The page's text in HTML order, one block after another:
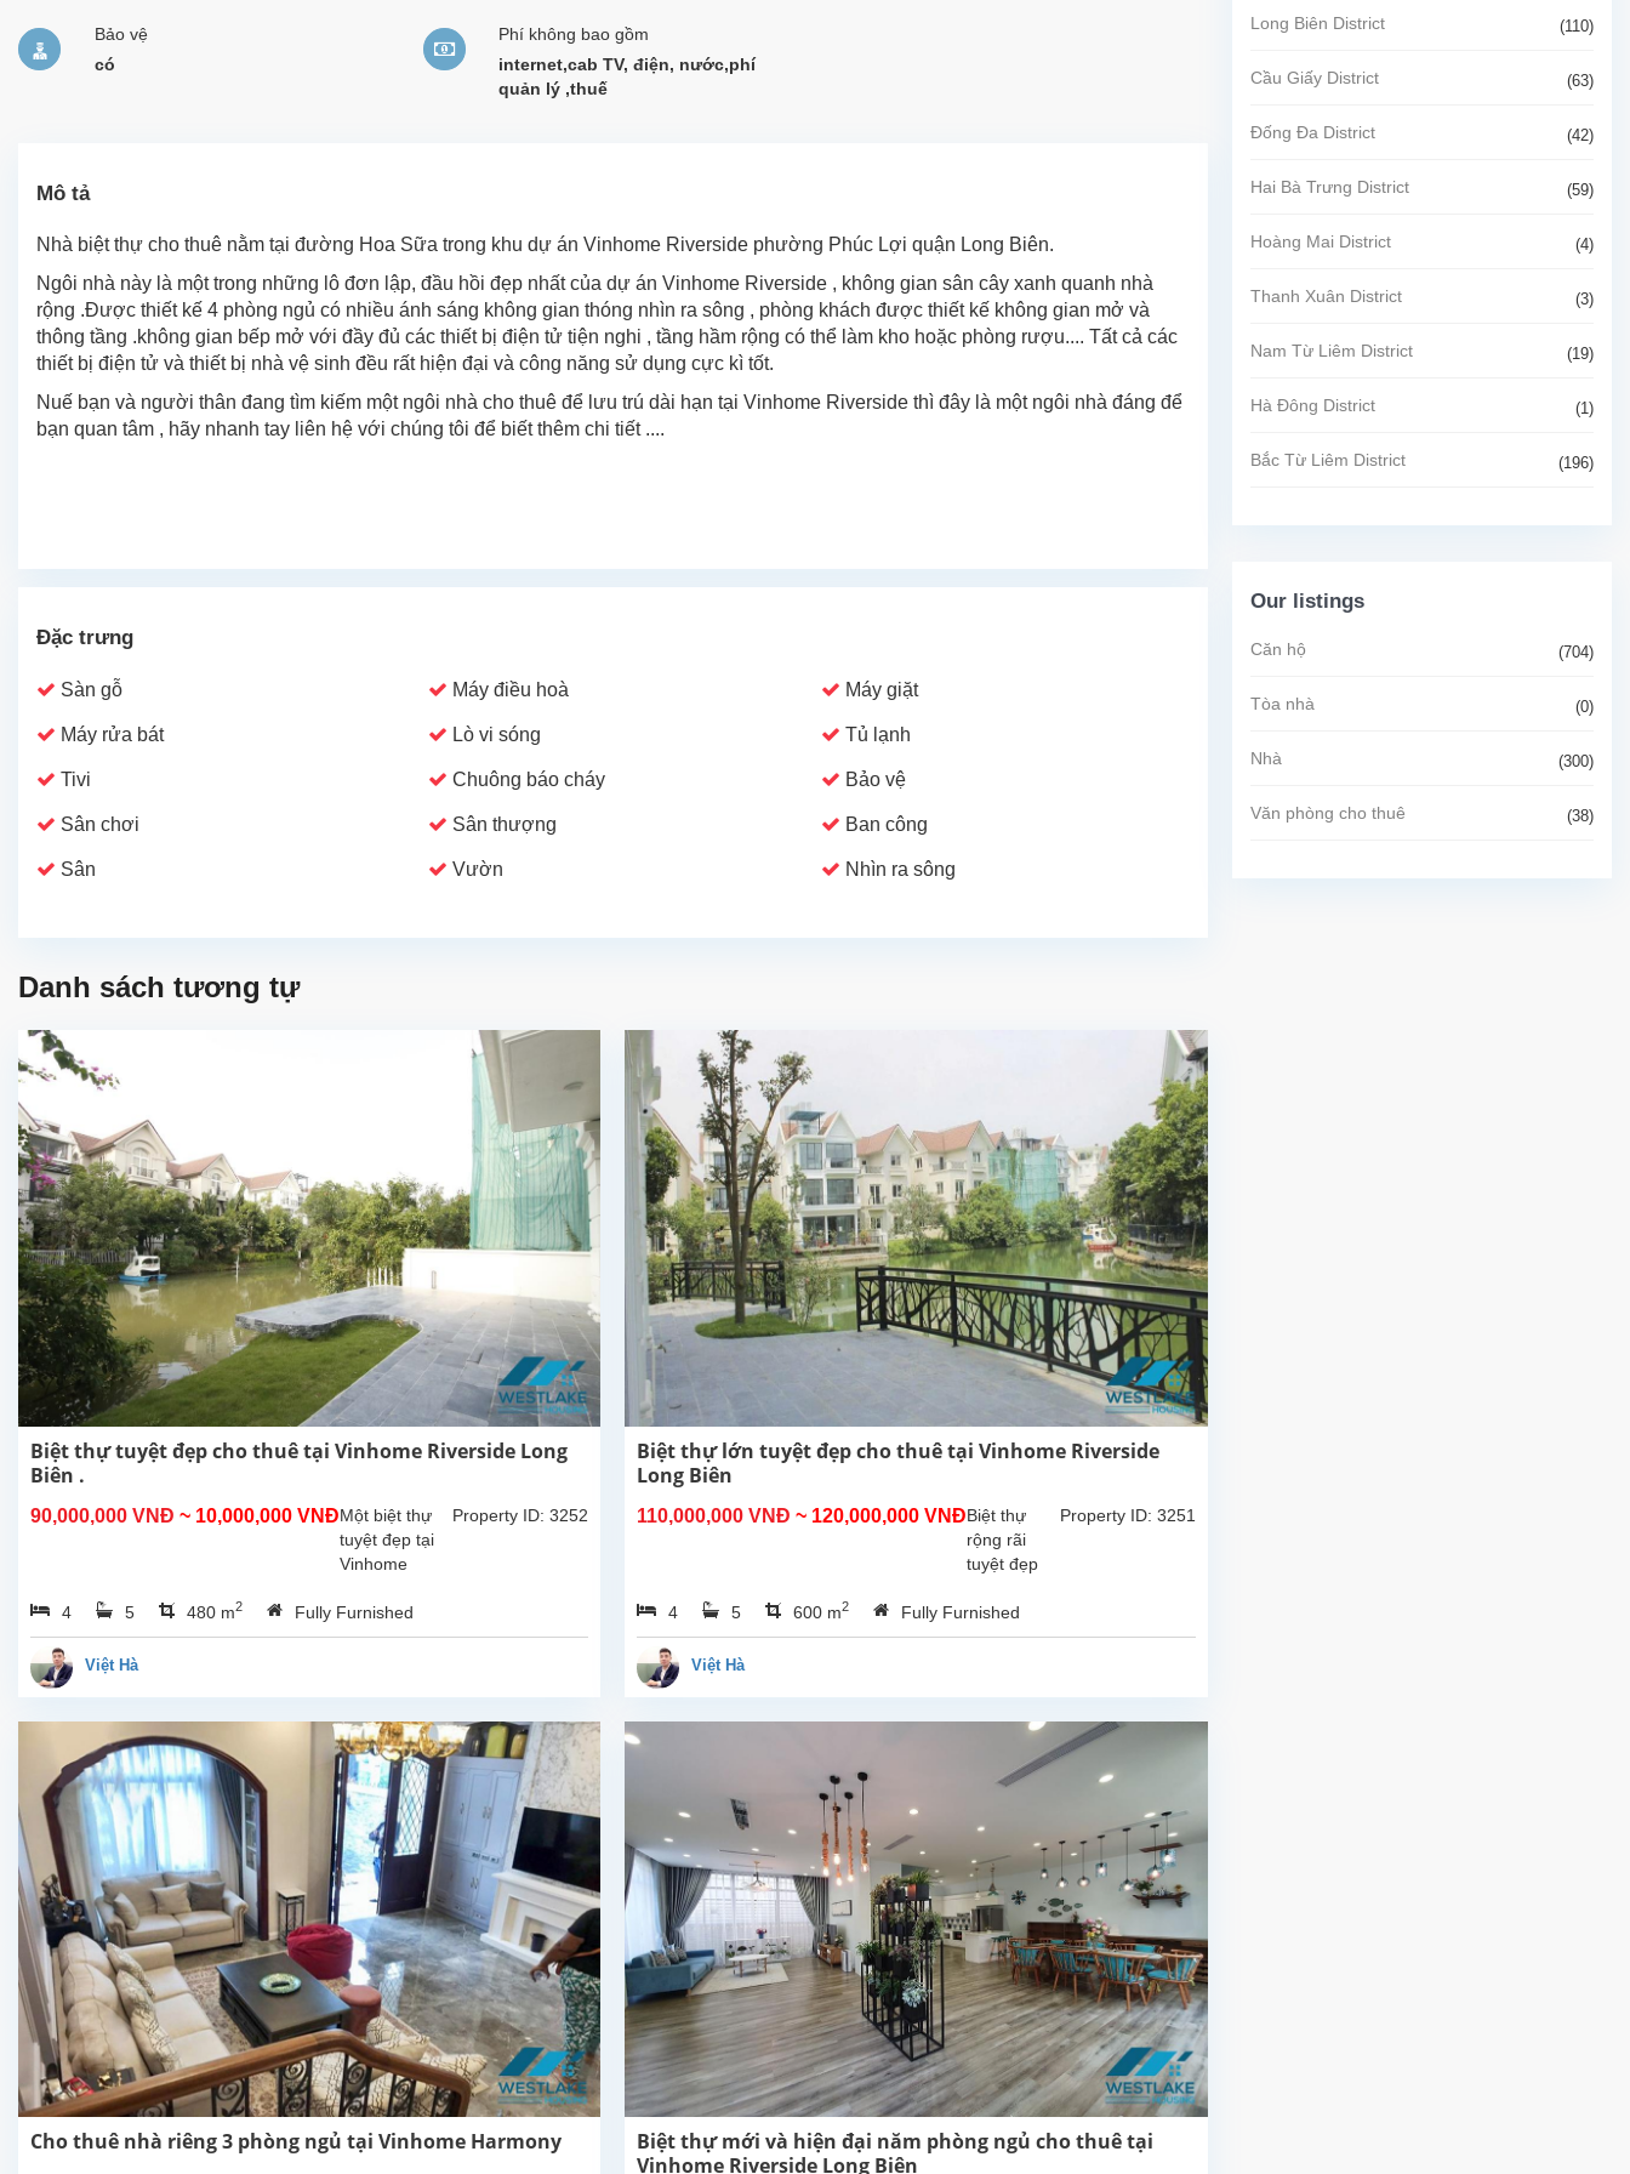
Bảo vệ
có
Phí không bao gồm
internet,cab TV, điện, nước,phí
quản lý ,thuế
Mô tả
Nhà biệt thự cho thuê nằm tại đường Hoa Sữa trong khu dự án Vinhome Riverside phường Phúc Lợi quận Long Biên.
Ngôi nhà này là một trong những lô đơn lập, đầu hồi đẹp nhất của dự án Vinhome Riverside , không gian sân cây xanh quanh nhà
rộng .Được thiết kế 4 phòng ngủ có nhiều ánh sáng không gian thóng nhìn ra sông , phòng khách được thiết kế không gian mở và
thông tầng .không gian bếp mở với đầy đủ các thiết bị điện tử tiện nghi , tầng hầm rộng có thể làm kho hoặc phòng rượu.... Tất cả các
thiết bị điện tử và thiết bị nhà vệ sinh đều rất hiện đại và công năng sử dụng cực kì tốt.
Nuế bạn và người thân đang tìm kiếm một ngôi nhà cho thuê để lưu trú dài hạn tại Vinhome Riverside thì đây là một ngôi nhà đáng để
bạn quan tâm , hãy nhanh tay liên hệ với chúng tôi để biết thêm chi tiết ....
Đặc trưng
Sàn gỗ Máy điều hoà Máy giặt
Máy rửa bát Lò vi sóng Tủ lạnh
Tivi Chuông báo cháy Bảo vệ
Sân chơi Sân thượng Ban công
Sân Vườn Nhìn ra sông
Danh sách tương tự
Biệt thự tuyệt đẹp cho thuê tại Vinhome Riverside Long
Biên .
90,000,000 VNĐ ~ 10,000,000 VNĐ Property ID: 3252
Một biệt thự
tuyệt đẹp tại
Vinhome
Long Biên cho
thuê. Tổng
dựng 3 tầng
nổi 1 tầng
hầm, sân...
4 5 480 m2 Fully Furnished
Việt Hà
Biệt thự lớn tuyệt đẹp cho thuê tại Vinhome Riverside
Long Biên
110,000,000 VNĐ ~ 120,000,000 VNĐ Property ID: 3251
Biệt thự
rộng rãi
tuyệt đẹp
Vinhome
Riverside
sinh hoạt
chung rộng
rãi, nơi
khách và
bếp mở...
4 5 600 m2 Fully Furnished
Việt Hà
Cho thuê nhà riêng 3 phòng ngủ tại Vinhome Harmony
Biệt thự mới và hiện đại năm phòng ngủ cho thuê tại
Vinhome Riverside Long Biên
Long Biên District (110)
Cầu Giấy District (63)
Đống Đa District (42)
Hai Bà Trưng District (59)
Hoàng Mai District (4)
Thanh Xuân District (3)
Nam Từ Liêm District (19)
Hà Đông District (1)
Bắc Từ Liêm District (196)
Our listings
Căn hộ (704)
Tòa nhà (0)
Nhà (300)
Văn phòng cho thuê (38)